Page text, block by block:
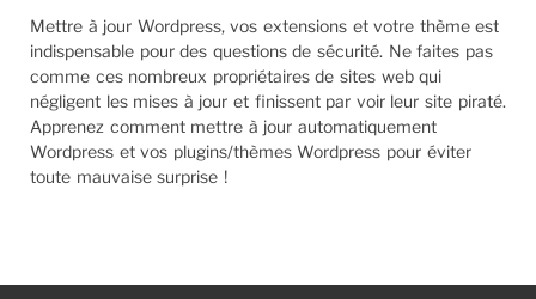
Mettre à jour Wordpress, vos extensions et votre thème est
indispensable pour des questions de sécurité. Ne faites pas
comme ces nombreux propriétaires de sites web qui
négligent les mises à jour et finissent par voir leur site piraté.
Apprenez comment mettre à jour automatiquement
Wordpress et vos plugins/thèmes Wordpress pour éviter
toute mauvaise surprise !